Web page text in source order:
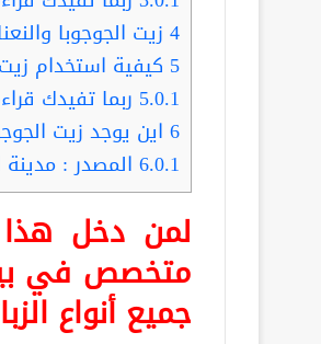
4 زيت الجوجوبا
5 كيفية استخدام
5.0.1 ربما تفيدك
6 اين يوجد زيت
6.0.1 المصدر : مدينة
لمن دخل
متخصص في بيع
جميع أنواع